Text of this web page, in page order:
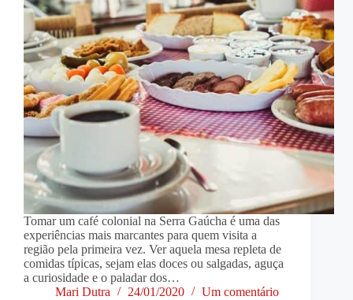
Tomar um café colonial na Serra Gaúcha é uma das
experiências mais marcantes para quem visita a
região pela primeira vez. Ver aquela mesa repleta de
comidas típicas, sejam elas doces ou salgadas, aguça
a curiosidade e o paladar dos…
Mari Dutra
24/01/2020 Um comentário